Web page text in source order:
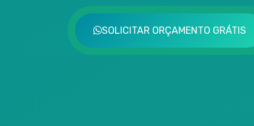
SOLICITAR ORÇAMENTO GRÁTIS